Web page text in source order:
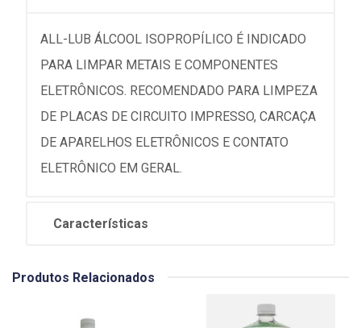
ALL-LUB ÁLCOOL ISOPROPÍLICO É INDICADO
PARA LIMPAR METAIS E COMPONENTES
ELETRÔNICOS. RECOMENDADO PARA LIMPEZA
DE PLACAS DE CIRCUITO IMPRESSO, CARCAÇA
DE APARELHOS ELETRÔNICOS E CONTATO
ELETRÔNICO EM GERAL.
Características
Produtos Relacionados